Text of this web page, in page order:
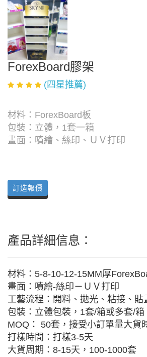
ForexBoard膠架
(四星推薦)
材料：ForexBoard板
包裝：立體，1套一箱
畫面：噴繪、絲印、ＵＶ打印
訂造報價
產品詳細信息：
材料：5-8-10-12-15MM厚
畫面：噴繪-絲印－ＵＶ打印
工藝流程：開料、拋光、粘接、貼
包裝：立體包裝，1套/箱或多套/箱
MOQ： 50套，接受小訂單量大貨
打樣時間：打樣3-5天
大貨周期：8-15天，100-1000套